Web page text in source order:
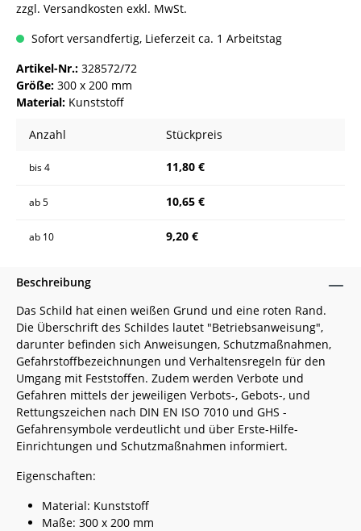
zzgl. Versandkosten exkl. MwSt.
Sofort versandfertig, Lieferzeit ca. 1 Arbeitstag
Artikel-Nr.: 328572/72
Größe: 300 x 200 mm
Material: Kunststoff
Anzahl Stückpreis
bis4 11,80 €
ab5 10,65 €
ab 10 9,20 €
Beschreibung
Das Schild hat einen weißen Grund und eine roten Rand.
Die Überschrift des Schildes lautet "Betriebsanweisung",
darunter befinden sich Anweisungen, Schutzmaßnahmen,
Gefahrstoffbezeichnungen und Verhaltensregeln für den
Umgang mit Feststoffen. Zudem werden Verbote und
Gefahren mittels der jeweiligen Verbots-, Gebots-, und
Rettungszeichen nach DIN EN ISO 7010 und GHS -
Gefahrensymbole verdeutlicht und über Erste-Hilfe-
Einrichtungen und Schutzmaßnahmen informiert.
Eigenschaften:
Material: Kunststoff
Maße: 300 x 200 mm